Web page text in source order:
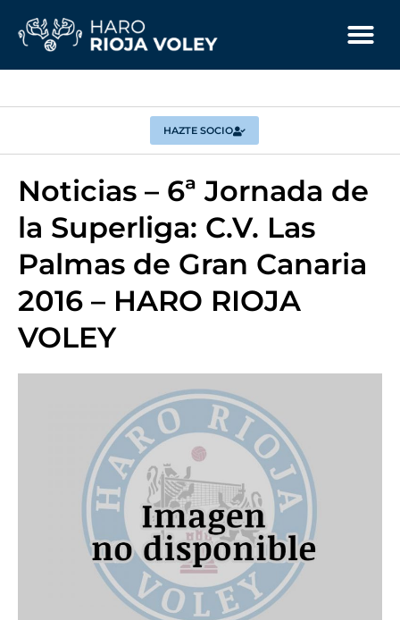
HAZTE SOCIO
Noticias – 6ª Jornada de
la Superliga: C.V. Las
Palmas de Gran Canaria
2016 – HARO RIOJA
VOLEY